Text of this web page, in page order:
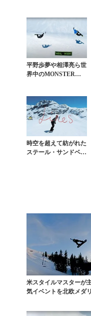
平野歩夢や相澤亮ら世
界中のMONSTERラ
「HELL WEEK...
時空を超えて紡がれた
ステール・サンドベッ
米スタイルマスターが
気イベントを北欧メダ